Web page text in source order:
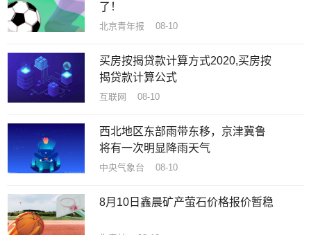
了！
北京青年报 08-10
买房按揭贷款计算方式2020,买房按
揭贷款计算公式
互联网 08-10
西北地区东部雨带东移，京津冀鲁
将有一次明显降雨天气
中央气象台 08-10
8月10日鑫晨矿产萤石价格报价暂稳